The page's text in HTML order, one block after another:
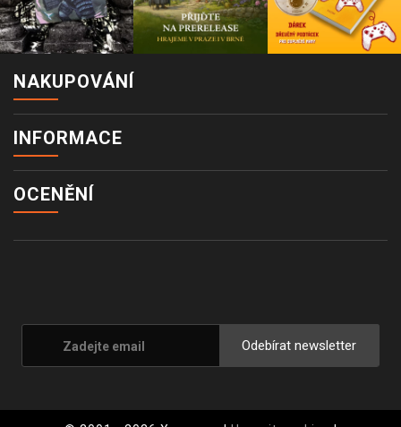
NAKUPOVÁNÍ
INFORMACE
OCENĚNÍ
Odebírat newsletter